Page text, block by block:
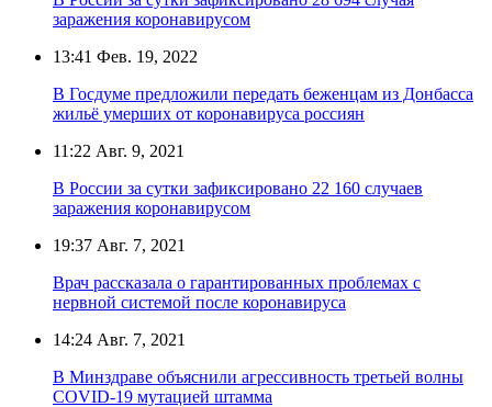
заражения коронавирусом
13:41 Фев. 19, 2022
В Госдуме предложили передать беженцам из Донбасса
жильё умерших от коронавируса россиян
11:22 Авг. 9, 2021
В России за сутки зафиксировано 22 160 случаев
заражения коронавирусом
19:37 Авг. 7, 2021
Врач рассказала о гарантированных проблемах с
нервной системой после коронавируса
14:24 Авг. 7, 2021
В Минздраве объяснили агрессивность третьей волны
COVID-19 мутацией штамма